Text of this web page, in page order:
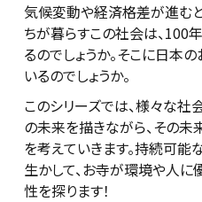
気候変動や経済格差が進む
ちが暮らすこの社会は、100
るのでしょうか。そこに日本
いるのでしょうか。
このシリーズでは、様々な
の未来を描きながら、その
を考えていきます。持続可能
生かして、お寺が環境や人
性を探ります！